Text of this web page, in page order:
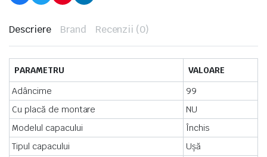
Descriere Brand Recenzii (0)
PARAMETRU
VALOARE
Adâncime
99
Cu placă de montare
NU
Modelul capacului
Închis
Tipul capacului
Ușă